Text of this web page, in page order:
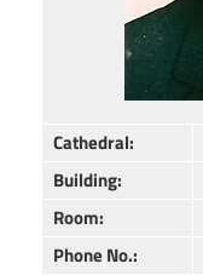
Cathedral:
Building:
Room:
Phone No.: